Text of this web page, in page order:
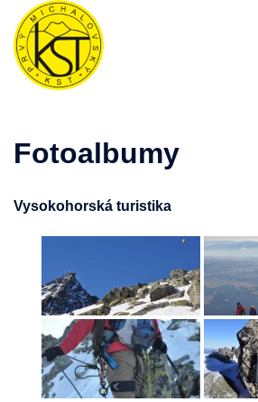
Preskočiť
obsah
Fotoalbumy
Vysokohorská turistika